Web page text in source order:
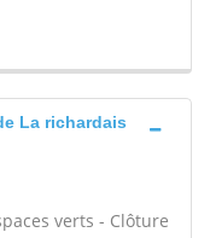
La richardais
verts - Clôture